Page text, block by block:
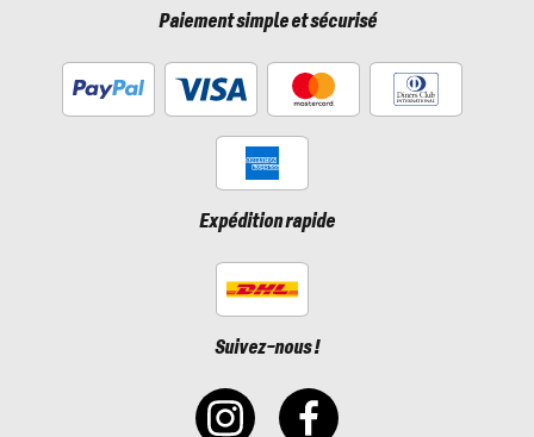
Paiement simple et sécurisé
Expédition rapide
Suivez-nous !